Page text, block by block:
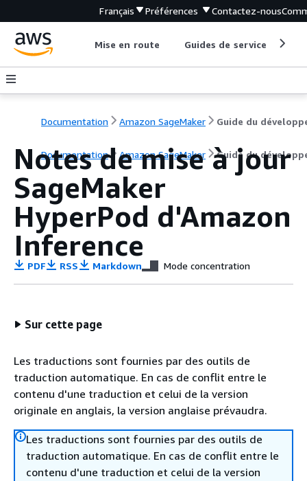
Français Préférences Contactez-nous
Mise en route Guides de service
Documentation Amazon SageMaker Guide du
Documentation Amazon SageMaker Guide du
Notes de mise à jour
SageMaker
HyperPod d'Amazon
Inference
PDF RSS Markdown Mode concentration
Sur cette page
Les traductions sont fournies par des outils de
traduction automatique. En cas de conflit entre le
contenu d'une traduction et celui de la version
originale en anglais, la version anglaise prévaudra.
Les traductions sont fournies par des outils de
traduction automatique. En cas de conflit entre le
contenu d'une traduction et celui de la version